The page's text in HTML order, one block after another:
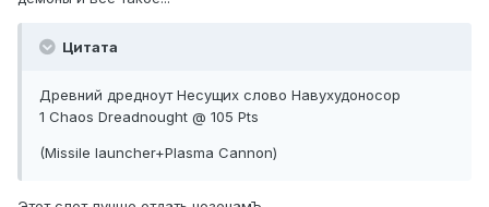
Цитата
Древний дредноут Несущих слово Навухудоносор
1 Chaos Dreadnought @ 105 Pts
(Missile launcher+Plasma Cannon)